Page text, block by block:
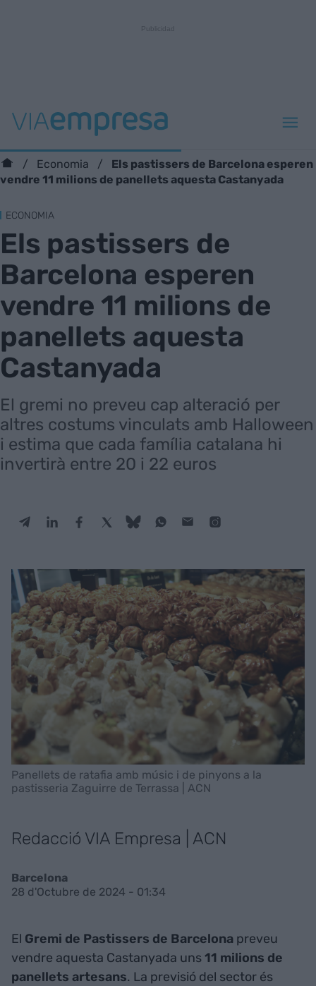
Economia
Els pastissers de Barcelona esperen
vendre 11 milions de panellets aquesta Castanyada
ECONOMIA
Els pastissers de
Barcelona esperen
vendre 11 milions de
panellets aquesta
Castanyada
El gremi no preveu cap alteració per
altres costums vinculats amb Halloween
i estima que cada família catalana hi
invertirà entre 20 i 22 euros
Panellets de ratafia amb músic i de pinyons a la
pastisseria Zaguirre de Terrassa | ACN
Redacció VIA Empresa | ACN
Barcelona
28 d'Octubre de 2024 - 01:34
El Gremi de Pastissers de Barcelona preveu
vendre aquesta Castanyada uns11 milions de
panellets artesans. La previsió del sector és